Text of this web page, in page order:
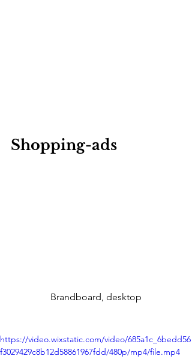
Shopping-ads
Brandboard, desktop
https://video.wixstatic.com/video/685a1c_6bedd56
f3029429c8b12d58861967fdd/480p/mp4/file.mp4